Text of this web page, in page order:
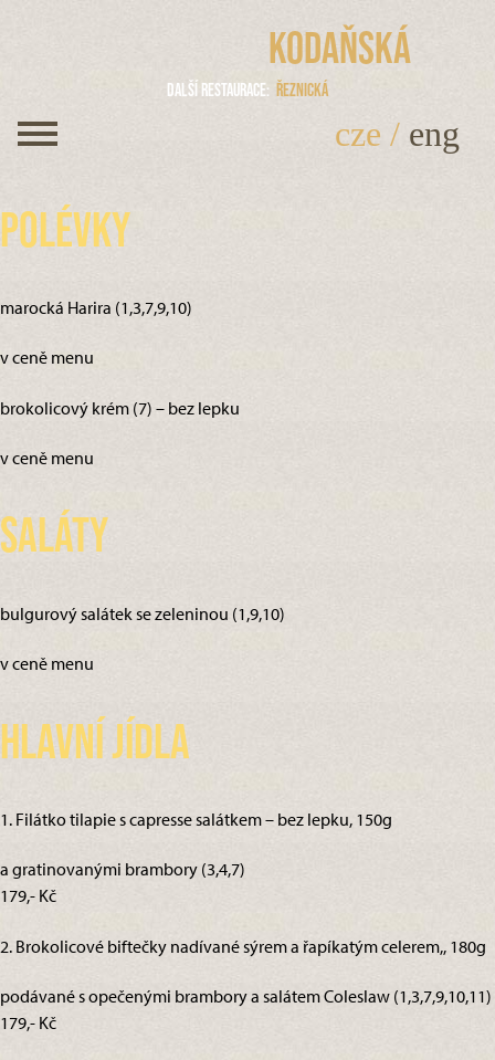
Kodaňská
Další restaurace Řeznická
cze / eng
Polévky
marocká Harira (1,3,7,9,10)
v ceně menu
brokolicový krém (7) – bez lepku
v ceně menu
Saláty
bulgurový salátek se zeleninou (1,9,10)
v ceně menu
Hlavní jídla
1. Filátko tilapie s capresse salátkem – bez lepku, 150g
a gratinovanými brambory (3,4,7)
179,- Kč
2. Brokolicové biftečky nadívané sýrem a řapíkatým celerem,, 180g
podávané s opečenými brambory a salátem Coleslaw (1,3,7,9,10,11)
179,- Kč